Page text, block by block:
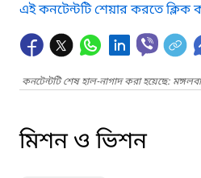
এই কনটেন্টটি শেয়ার করতে
কনটেন্টটি শেষ হাল-নাগাদ করা হয়েছে:
মিশন ও ভিশন